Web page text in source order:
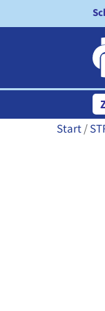
Start/